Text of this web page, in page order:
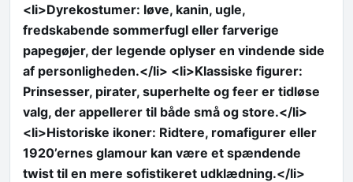
<li>Dyrekostumer: løve, kanin, ugle,
fredskabende sommerfugl eller farverige
papegøjer, der legende oplyser en vindende side
af personligheden.</li> <li>Klassiske figurer:
Prinsesser, pirater, superhelte og feer er tidløse
valg, der appellerer til både små og store.</li>
<li>Historiske ikoner: Ridtere, romafigurer eller
1920’ernes glamour kan være et spændende
twist til en mere sofistikeret udklædning.</li>